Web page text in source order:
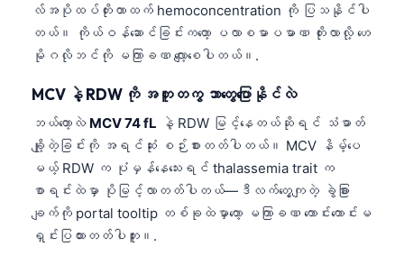
လ်အပိုထပ်တိုးတာထက် hemoconcentration ကို ပြသနိုင်ပါ
တယ်။ ကိုယ်ဝန်ဆောင်ခြင်းကတော့ ပလာစမာပမာဏ တိုးလာလို့ ဟေ
မိုဂလိုဘင်ကို မကြာခဏ လျော့စေပါတယ်။.
MCV နဲ့ RDW ကို အတူတကွ ဘာတွေပြောနိုင်လဲ
ဘယ်တော့လဲ MCV 74 fL နဲ့ RDW မြင့်နေတယ်ဆိုရင် သံဓာတ်
ချို့တဲ့ခြင်းကို အရင်ဆုံး စဉ်းစားတတ်ပါတယ်။ MCV နိမ့်ပေ
မယ့် RDW က ပုံမှန်နေသေးရင် thalassemia trait က
စာရင်းထဲမှာ ပိုမြင့်လာတတ်ပါတယ်—ဒီလက်တွေ့ကျတဲ့ ခွဲခြား
ချက်ကို portal tooltip တစ်ခုထဲမှာတော့ မကြာခဏ ကောင်းကောင်းမ
ရှင်းပြထားတတ်ပါဘူး။.